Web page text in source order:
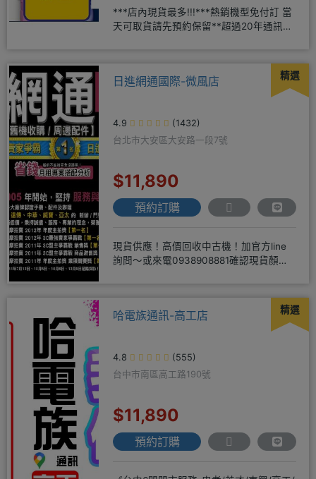
***店內現貨最多!!!***熱銷機型免付訂 當
天可取貨請先預約保留**超過20年通訊經
精選
日進網通國際-微風店
4.9
(1432)
台北市大安區大安路一段7號
$11,890
預約訂購
現貨供應！高價回收中古機！加官方line
詢問～或來電0938908881確認現貨顏色
精選
哈電族通訊-高工店
4.8
(555)
台中市南區高工路190號
$11,890
預約訂購